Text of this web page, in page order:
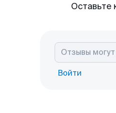
Оставьте
Войти